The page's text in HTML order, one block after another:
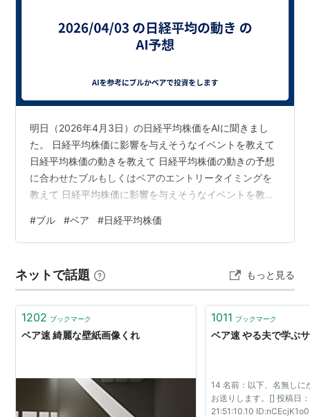
明日（2026年4月3日）の日経平均株価をAIに聞きまし
た。 日経平均株価に影響を与えそうなイベントを教えて
日経平均株価の動きを教えて 日経平均株価の動きの予想
に合わせたブルもしくはベアのエントリータイミングを
教えて 日経平均株価に影響を与えそうなイベントを教え
「強い材料は少ないが、外部要因主導になりやすい日」
です。 ① 中国PMI（景気指数）② 米国市場が休場（重
（需給要因） 総合まとめ（トレード視点）明日は「イベ
ント主導」ではなく👉 流動性低下＋外部要因主導の日 一
言でいうと👉 「方向…
#ブル #ベア #日経平均株価
ネットで話題 もっと見る
1202 ブックマーク
ベア速 綺麗な壁紙画像くれ
1011 ブックマーク
ベア速 やる夫で学ぶ
14 名前：以下、名無しに
お送りします。[] 投稿日
21:51:10.10